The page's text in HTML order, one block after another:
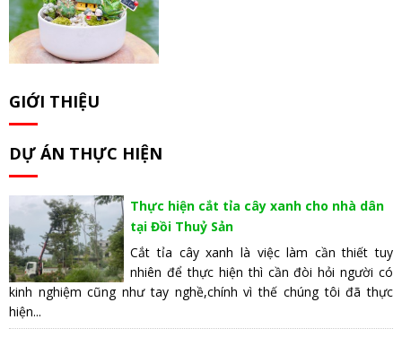
GIỚI THIỆU
DỰ ÁN THỰC HIỆN
Thực hiện cắt tỉa cây xanh cho nhà dân
tại Đồi Thuỷ Sản
Cắt tỉa cây xanh là việc làm cần thiết tuy
nhiên để thực hiện thì cần đòi hỏi người có
kinh nghiệm cũng như tay nghề,chính vì thế chúng tôi đã thực
hiện...